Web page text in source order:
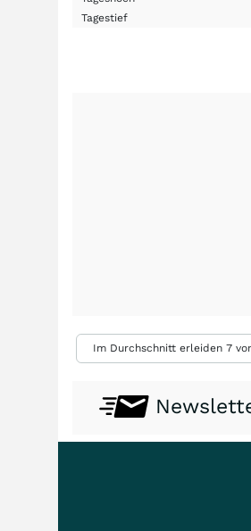
Tagestief
Im Durchschnitt erleiden 7